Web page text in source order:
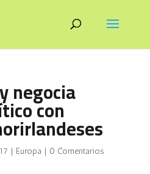
negocia
con
| Europa | 0 Comentarios